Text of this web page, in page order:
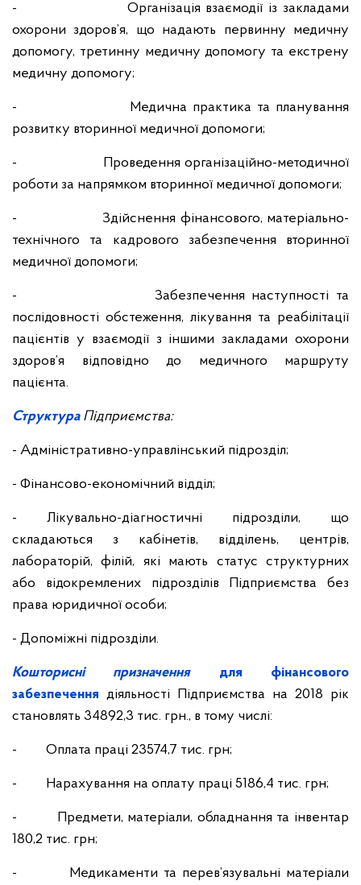
- Організація взаємодії із закладами
охорони здоров’я, що надають первинну медичну
допомогу, третинну медичну допомогу та екстрену
медичну допомогу;
- Медична практика та планування
розвитку вторинної медичної допомоги;
- Проведення організаційно-методичної
роботи за напрямком вторинної медичної допомоги;
- Здійснення фінансового, матеріально-
технічного та кадрового забезпечення вторинної
медичної допомоги;
- Забезпечення наступності та
послідовності обстеження, лікування та реабілітації
пацієнтів у взаємодії з іншими закладами охорони
здоров’я відповідно до медичного маршруту
пацієнта.
Структура Підприємства:
- Адміністративно-управлінський підрозділ;
- Фінансово-економічний відділ;
- Лікувально-діагностичні підрозділи, що
складаються з кабінетів, відділень, центрів,
лабораторій, філій, які мають статус структурних
або відокремлених підрозділів Підприємства без
права юридичної особи;
- Допоміжні підрозділи.
Кошторисні призначення для фінансового
забезпечення діяльності Підприємства на 2018 рік
становлять 34892,3 тис. грн., в тому числі:
- Оплата праці 23574,7 тис. грн;
- Нарахування на оплату праці 5186,4 тис. грн;
- Предмети, матеріали, обладнання та інвентар
180,2 тис. грн;
- Медикаменти та перев’язувальні матеріали